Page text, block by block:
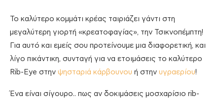
Το καλύτερο κομμάτι κρέας ταιριάζει γάντι στη
μεγαλύτερη γιορτή «κρεατοφαγίας», την Τσικνοπέμπτη!
Για αυτό και εμείς σου προτείνουμε μια διαφορετική, και
λίγο πικάντικη, συνταγή για να ετοιμάσεις το καλύτερο
Rib-Eye στην ψησταριά κάρβουνου ή στην υγραερίου!
Ένα είναι σίγουρο.. πως αν δοκιμάσεις μοσχαρίσιο rib-